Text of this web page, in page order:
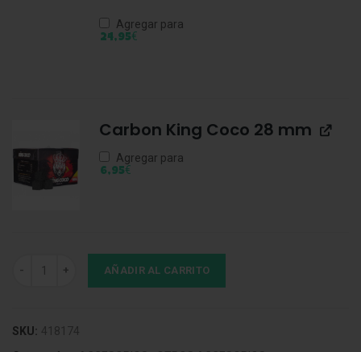
Agregar para
24,95€
Carbon King Coco 28 mm
Agregar para
6,95€
Caja de Madera para el Carbón cantidad
AÑADIR AL CARRITO
SKU: 418174